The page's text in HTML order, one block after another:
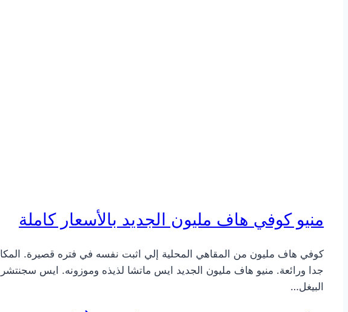
منيو كوفي هاف مليون الجديد بالأسعار كاملة
كوفي هاف مليون من المقاهي المحلية إلي اثبت نفسه في فتره قصيرة.
جدا ورائعة. منيو هاف مليون الجديد ايس ماتشا لذيذه وموزونه. ايس
البيغل…